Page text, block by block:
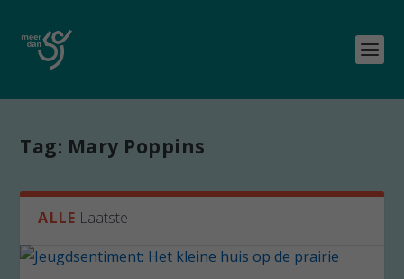
Tag: Mary Poppins
ALLE Laatste